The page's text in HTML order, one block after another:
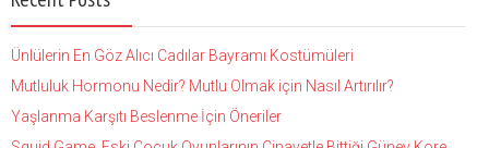
Ünlülerin En Göz Alıcı Cadılar Bayramı Kostümüleri
Mutluluk Hormonu Nedir? Mutlu Olmak için Nasıl Artırılır?
Yaşlanma Karşıtı Beslenme İçin Öneriler